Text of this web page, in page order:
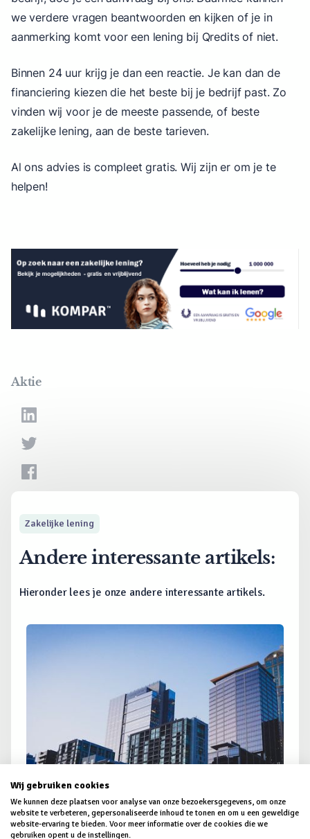
we verdere vragen beantwoorden en kijken of je in
aanmerking komt voor een lening bij Qredits of niet.
Binnen 24 uur krijg je dan een reactie. Je kan dan de
financiering kiezen die het beste bij je bedrijf past. Zo
vinden wij voor je de meeste passende, of beste
zakelijke lening, aan de beste tarieven.
Al ons advies is compleet gratis. Wij zijn er om je te
helpen!
Aktie
Zakelijke lening
Andere interessante artikels:
Hieronder lees je onze andere interessante artikels.
Zakelijke Hypotheek - Alles dat je moet
Wij gebruiken cookies
We kunnen deze plaatsen voor analyse van onze bezoekersgegevens, om onze
website te verbeteren, gepersonaliseerde inhoud te tonen en om u een geweldige
website-ervaring te bieden. Voor meer informatie over de cookies die we
gebruiken opent u de instellingen.